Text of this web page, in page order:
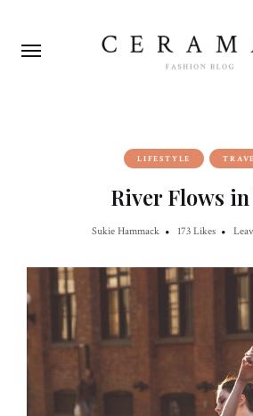
LIFESTYLE
River Flows in
Sukie Hammack 173 Likes